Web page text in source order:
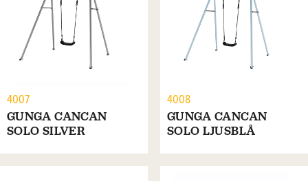
4007
GUNGA CANCAN
SOLO SILVER
4008
GUNGA CANCAN
SOLO LJUSBLÅ